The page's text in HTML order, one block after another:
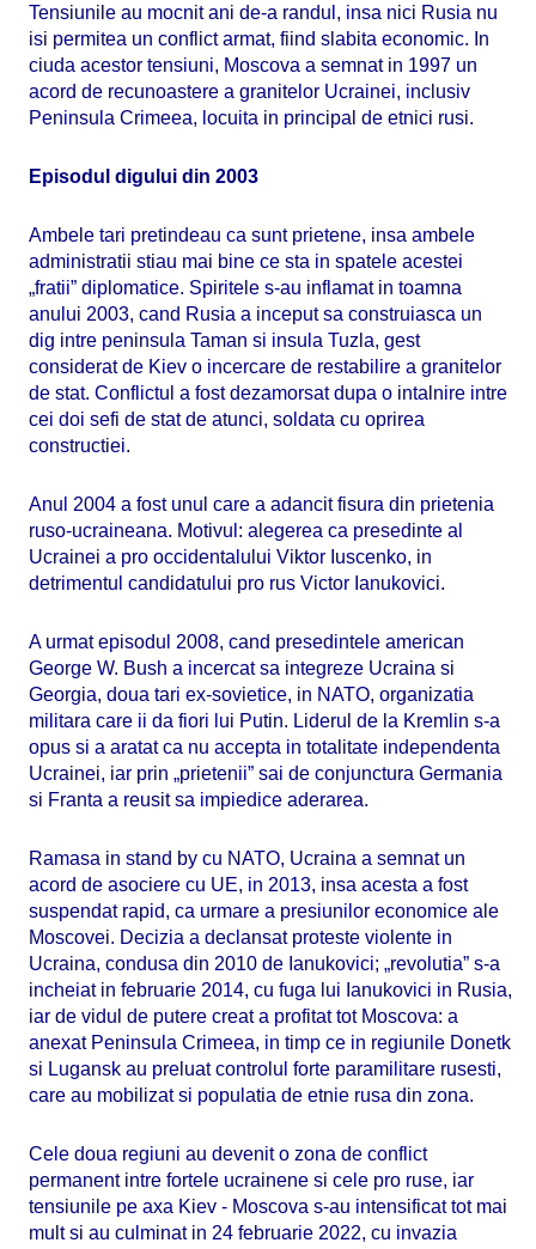
Tensiunile au mocnit ani de-a randul, insa nici Rusia nu
isi permitea un conflict armat, fiind slabita economic. In
ciuda acestor tensiuni, Moscova a semnat in 1997 un
acord de recunoastere a granitelor Ucrainei, inclusiv
Peninsula Crimeea, locuita in principal de etnici rusi.
Episodul digului din 2003
Ambele tari pretindeau ca sunt prietene, insa ambele
administratii stiau mai bine ce sta in spatele acestei
„fratii” diplomatice. Spiritele s-au inflamat in toamna
anului 2003, cand Rusia a inceput sa construiasca un
dig intre peninsula Taman si insula Tuzla, gest
considerat de Kiev o incercare de restabilire a granitelor
de stat. Conflictul a fost dezamorsat dupa o intalnire intre
cei doi sefi de stat de atunci, soldata cu oprirea
constructiei.
Anul 2004 a fost unul care a adancit fisura din prietenia
ruso-ucraineana. Motivul: alegerea ca presedinte al
Ucrainei a pro occidentalului Viktor Iuscenko, in
detrimentul candidatului pro rus Victor Ianukovici.
A urmat episodul 2008, cand presedintele american
George W. Bush a incercat sa integreze Ucraina si
Georgia, doua tari ex-sovietice, in NATO, organizatia
militara care ii da fiori lui Putin. Liderul de la Kremlin s-a
opus si a aratat ca nu accepta in totalitate independenta
Ucrainei, iar prin „prietenii” sai de conjunctura Germania
si Franta a reusit sa impiedice aderarea.
Ramasa in stand by cu NATO, Ucraina a semnat un
acord de asociere cu UE, in 2013, insa acesta a fost
suspendat rapid, ca urmare a presiunilor economice ale
Moscovei. Decizia a declansat proteste violente in
Ucraina, condusa din 2010 de Ianukovici; „revolutia” s-a
incheiat in februarie 2014, cu fuga lui Ianukovici in Rusia,
iar de vidul de putere creat a profitat tot Moscova: a
anexat Peninsula Crimeea, in timp ce in regiunile Donetk
si Lugansk au preluat controlul forte paramilitare rusesti,
care au mobilizat si populatia de etnie rusa din zona.
Cele doua regiuni au devenit o zona de conflict
permanent intre fortele ucrainene si cele pro ruse, iar
tensiunile pe axa Kiev - Moscova s-au intensificat tot mai
mult si au culminat in 24 februarie 2022, cu invazia